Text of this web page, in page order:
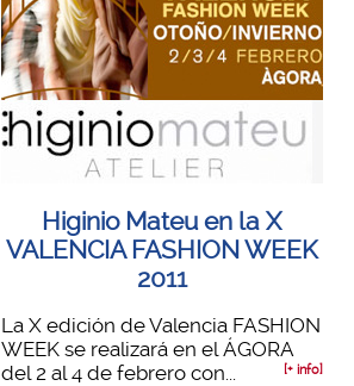
Higinio Mateu en la X
VALENCIA FASHION WEEK
2011
La X edición de Valencia FASHION
WEEK se realizará en el ÁGORA
del 2 al 4 de febrero con...
[+ info]